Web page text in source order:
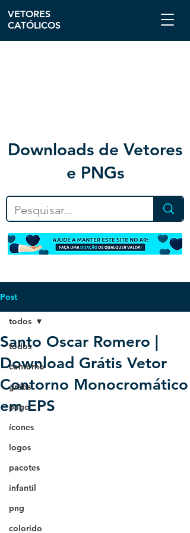
Downloads de Vetores
e PNGs
VETORES
CATÓLICOS
Post
todos
contorno
grátis
pago
ícones
logos
pacotes
infantil
png
colorido
todos
Santo Oscar Romero |
Download Grátis Vetor
Contorno Monocromático
em EPS